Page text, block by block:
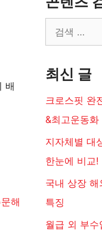
배
해
색:
최신 글
크로스핏 완
&최고운동화
지자체별 대
한눈에 비교!
국내 상장 해
특징
월급 외 부